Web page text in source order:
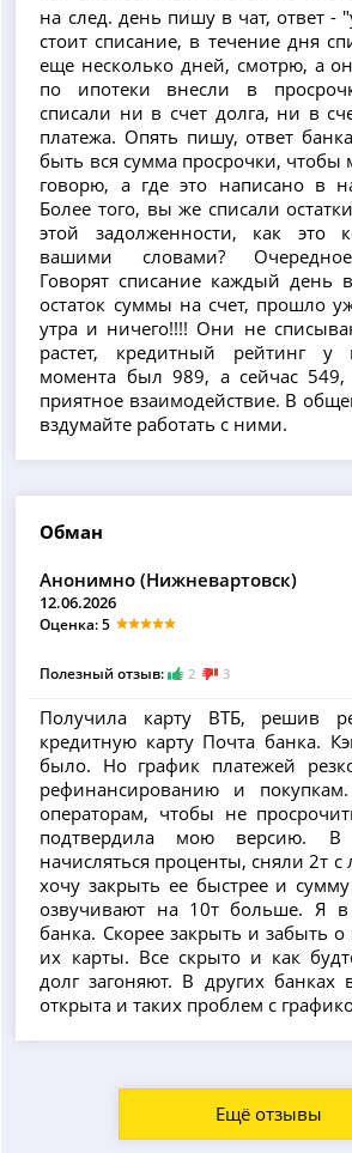
на след. день пишу в чат, ответ -
стоит списание, в течение дня
еще несколько дней, смотрю, а
по ипотеки внесли в
списали ни в счет долга, ни в
платежа. Опять пишу, ответ
быть вся сумма просрочки, чтобы
говорю, а где это написано в
Более того, вы же списали
этой задолженности, как это
вашими словами?
Говорят списание каждый день
остаток суммы на счет, прошло
утра и ничего!!!! Они не
растет, кредитный рейтинг у
момента был 989, а сейчас 549,
приятное взаимодействие. В
вздумайте работать с ними.
Обман
Анонимно (Нижневартовск)
12.06.2026
Оценка: 5
Полезный отзыв: 2 3
Получила карту ВТБ, решив
кредитную карту Почта банка.
было. Но график платежей
рефинансированию и
операторам, чтобы не
подтвердила мою версию. В
начисляться проценты, сняли 2т
хочу закрыть ее быстрее и
озвучивают на 10т больше. Я в
банка. Скорее закрыть и забыть
их карты. Все скрыто и как
долг загоняют. В других банках
открыта и таких проблем с
Ещё отзывы